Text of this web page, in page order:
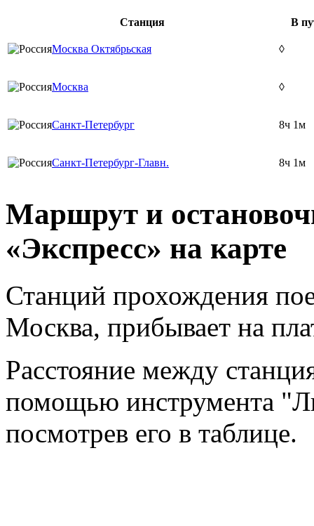
Станция В
Москва Октябрьская ◊
Москва ◊
Санкт-Петербург 8ч 1м
Санкт-Петербург-Главн. 8ч 1м
Маршрут и
«Экспресс» на карте
Станций прохождения
Москва, прибывает на
Расстояние между
помощью инструмента
посмотрев его в таблице.